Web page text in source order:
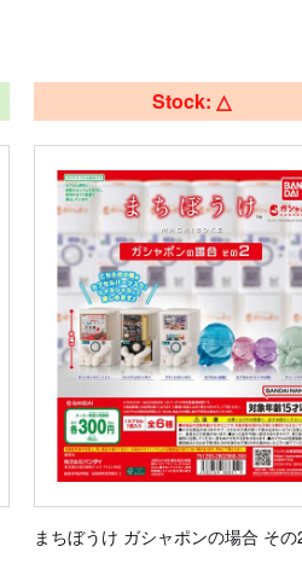
Stock: △
まちぼうけ ガシャポンの場合 その